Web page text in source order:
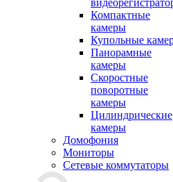
Компактные
камеры
Купольные
Панорамные
камеры
Скоростные
поворотные
камеры
Цилиндрические
камеры
Домофония
Мониторы
Сетевые коммутаторы